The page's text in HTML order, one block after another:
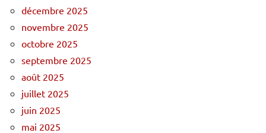
décembre 2025
novembre 2025
octobre 2025
septembre 2025
août 2025
juillet 2025
juin 2025
mai 2025